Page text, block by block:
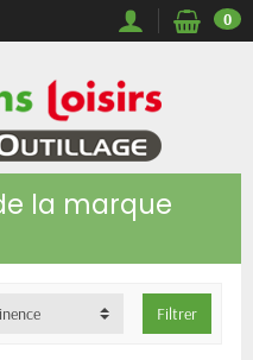
0
la marque
Filtrer